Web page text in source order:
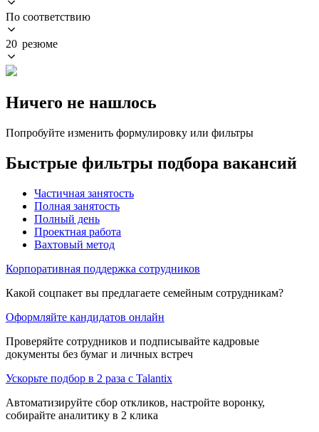
По соответствию
20 резюме
Ничего не нашлось
Попробуйте изменить формулировку или фильтры
Быстрые фильтры подбора вакансий
Частичная занятость
Полная занятость
Полный день
Проектная работа
Вахтовый метод
Корпоративная поддержка сотрудников
Какой соцпакет вы предлагаете семейным сотрудникам?
Оформляйте кандидатов онлайн
Проверяйте сотрудников и подписывайте кадровые
документы без бумаг и личных встреч
Ускорьте подбор в 2 раза с Talantix
Автоматизируйте сбор откликов, настройте воронку,
собирайте аналитику в 2 клика